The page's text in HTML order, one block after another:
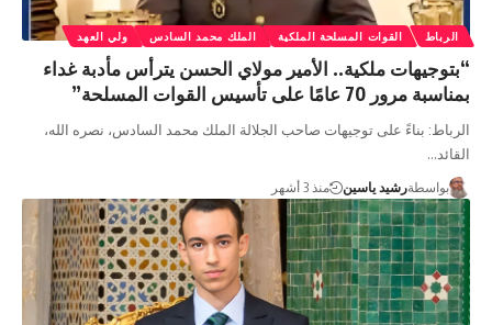
الرباط القوات المسلحة الملكية الملك محمد السادس ولي العهد
“بتوجيهات ملكية.. الأمير مولاي الحسن يترأس مأدبة غداء
بمناسبة مرور 70 عامًا على تأسيس القوات المسلحة”
الرباط: بناءً على توجيهات صاحب الجلالة الملك محمد السادس، نصره الله،
القائد…
بواسطةرشيد ياسين منذ 3 أشهر